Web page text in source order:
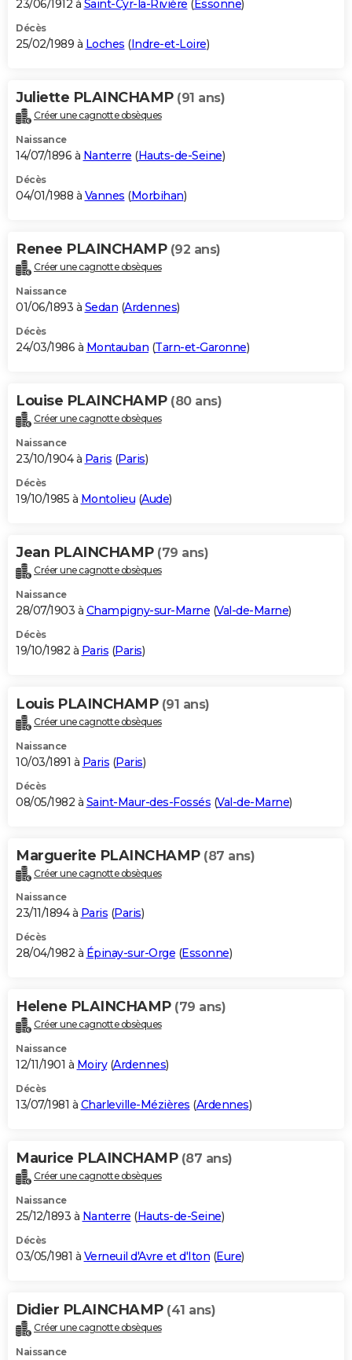
23/06/1912 à Saint-Cyr-la-Rivière ( Essonne)
Décès
25/02/1989 à Loches (Indre-et-Loire)
Juliette PLAINCHAMP (91 ans)
Créer une cagnotte obsèques
Naissance
14/07/1896 à Nanterre (Hauts-de-Seine)
Décès
04/01/1988 à Vannes (Morbihan)
Renee PLAINCHAMP (92 ans)
Créer une cagnotte obsèques
Naissance
01/06/1893 à Sedan (Ardennes)
Décès
24/03/1986 à Montauban (Tarn-et-Garonne)
Louise PLAINCHAMP (80 ans)
Créer une cagnotte obsèques
Naissance
23/10/1904 à Paris (Paris)
Décès
19/10/1985 à Montolieu (Aude)
Jean PLAINCHAMP (79 ans)
Créer une cagnotte obsèques
Naissance
28/07/1903 à Champigny-sur-Marne (Val-de-Marne)
Décès
19/10/1982 à Paris (Paris)
Louis PLAINCHAMP (91 ans)
Créer une cagnotte obsèques
Naissance
10/03/1891 à Paris (Paris)
Décès
08/05/1982 à Saint-Maur-des-Fossés (Val-de-Marne)
Marguerite PLAINCHAMP (87 ans)
Créer une cagnotte obsèques
Naissance
23/11/1894 à Paris (Paris)
Décès
28/04/1982 à Épinay-sur-Orge (Essonne)
Helene PLAINCHAMP (79 ans)
Créer une cagnotte obsèques
Naissance
12/11/1901 à Moiry(Ardennes)
Décès
13/07/1981 à Charleville-Mézières (Ardennes)
Maurice PLAINCHAMP (87 ans)
Créer une cagnotte obsèques
Naissance
25/12/1893 à Nanterre (Hauts-de-Seine)
Décès
03/05/1981 à Verneuil d'Avre et d'Iton (Eure)
Didier PLAINCHAMP (41 ans)
Créer une cagnotte obsèques
Naissance